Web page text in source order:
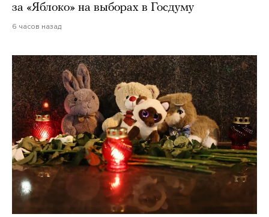
за «Яблоко» на выборах в Госдуму
6 часов назад